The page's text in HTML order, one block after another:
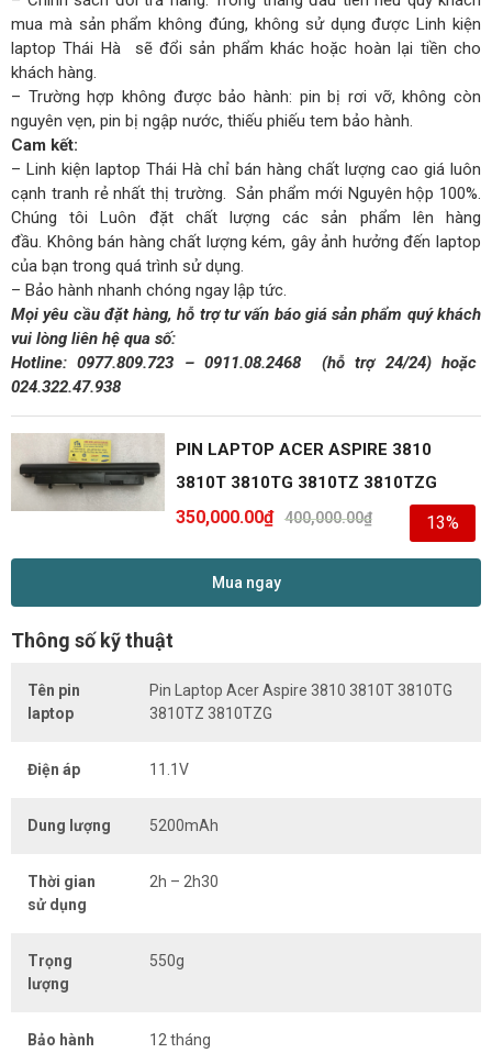
mua mà sản phẩm không đúng, không sử dụng được Linh kiện
laptop Thái Hà sẽ đổi sản phẩm khác hoặc hoàn lại tiền cho
khách hàng.
– Trường hợp không được bảo hành: pin bị rơi vỡ, không còn
nguyên vẹn, pin bị ngập nước, thiếu phiếu tem bảo hành.
Cam kết:
– Linh kiện laptop Thái Hà chỉ bán hàng chất lượng cao giá luôn
cạnh tranh rẻ nhất thị trường. Sản phẩm mới Nguyên hộp 100%.
Chúng tôi Luôn đặt chất lượng các sản phẩm lên hàng
đầu. Không bán hàng chất lượng kém, gây ảnh hưởng đến laptop
của bạn trong quá trình sử dụng.
– Bảo hành nhanh chóng ngay lập tức.
Mọi yêu cầu đặt hàng, hỗ trợ tư vấn báo giá sản phẩm quý khách
vui lòng liên hệ qua số:
Hotline: 0977.809.723 –0911.08.2468 (hỗ trợ 24/24)hoặc
024.322.47.938
PIN LAPTOP ACER ASPIRE 3810
3810T 3810TG 3810TZ 3810TZG
400,000.00₫
350,000.00₫ 13%
Mua ngay
Thông số kỹ thuật
Tên pin
laptop
Pin Laptop Acer Aspire 3810 3810T 3810TG
3810TZ 3810TZG
Điện áp 11.1V
Dung lượng 5200mAh
Thời gian
sử dụng
2h – 2h30
Trọng
lượng
550g
Bảo hành 12 tháng